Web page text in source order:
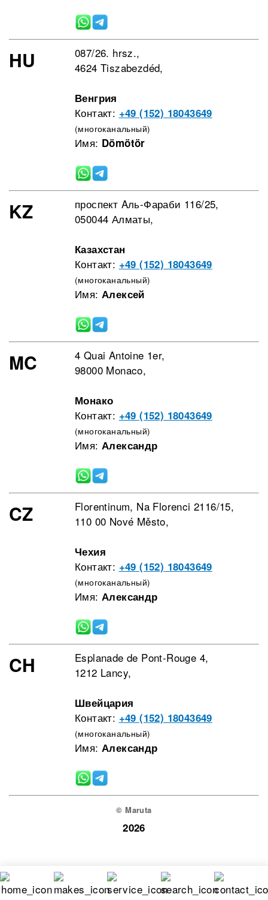
HU
087/26. hrsz.,
4624 Tiszabezdéd,
Венгрия
Контакт: +49 (152) 18043649
(многоканальный)
Имя: Dömötör
KZ
проспект Aль-Фараби 116/25,
050044 Алматы,
Казахстан
Контакт: +49 (152) 18043649
(многоканальный)
Имя: Алексей
MC
4 Quai Antoine 1er,
98000 Monaco,
Монако
Контакт: +49 (152) 18043649
(многоканальный)
Имя: Александр
CZ
Florentinum, Na Florenci 2116/15,
110 00 Nové Město,
Чехия
Контакт: +49 (152) 18043649
(многоканальный)
Имя: Александр
CH
Esplanade de Pont-Rouge 4,
1212 Lancy,
Швейцария
Контакт: +49 (152) 18043649
(многоканальный)
Имя: Александр
© Maruta
2026